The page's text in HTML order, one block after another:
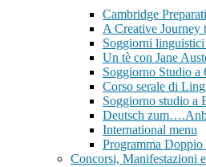
Cambridge
A Creative
Soggiorni
Un tè con Jane
Soggiorno Studio
Corso serale di
Soggiorno studio a
Deutsch
International menu
Programma
Concorsi, Manifestazioni